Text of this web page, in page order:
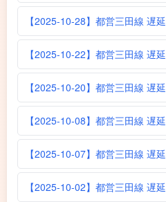
【2025-10-28】都営三田線 遅延
【2025-10-22】都営三田線 遅延
【2025-10-20】都営三田線 遅延
【2025-10-08】都営三田線 遅延
【2025-10-07】都営三田線 遅延
【2025-10-02】都営三田線 遅延